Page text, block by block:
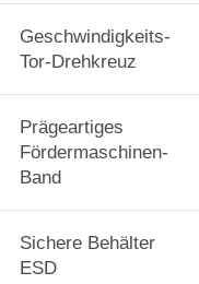
Geschwindigkeits-
Tor-Drehkreuz
Prägeartiges
Fördermaschinen-
Band
Sichere Behälter
ESD